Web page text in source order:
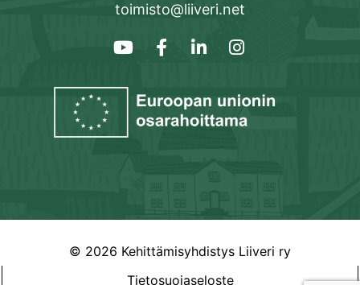
toimisto@liiveri.net
© 2026 Kehittämisyhdistys Liiveri ry
Tietosuojaseloste